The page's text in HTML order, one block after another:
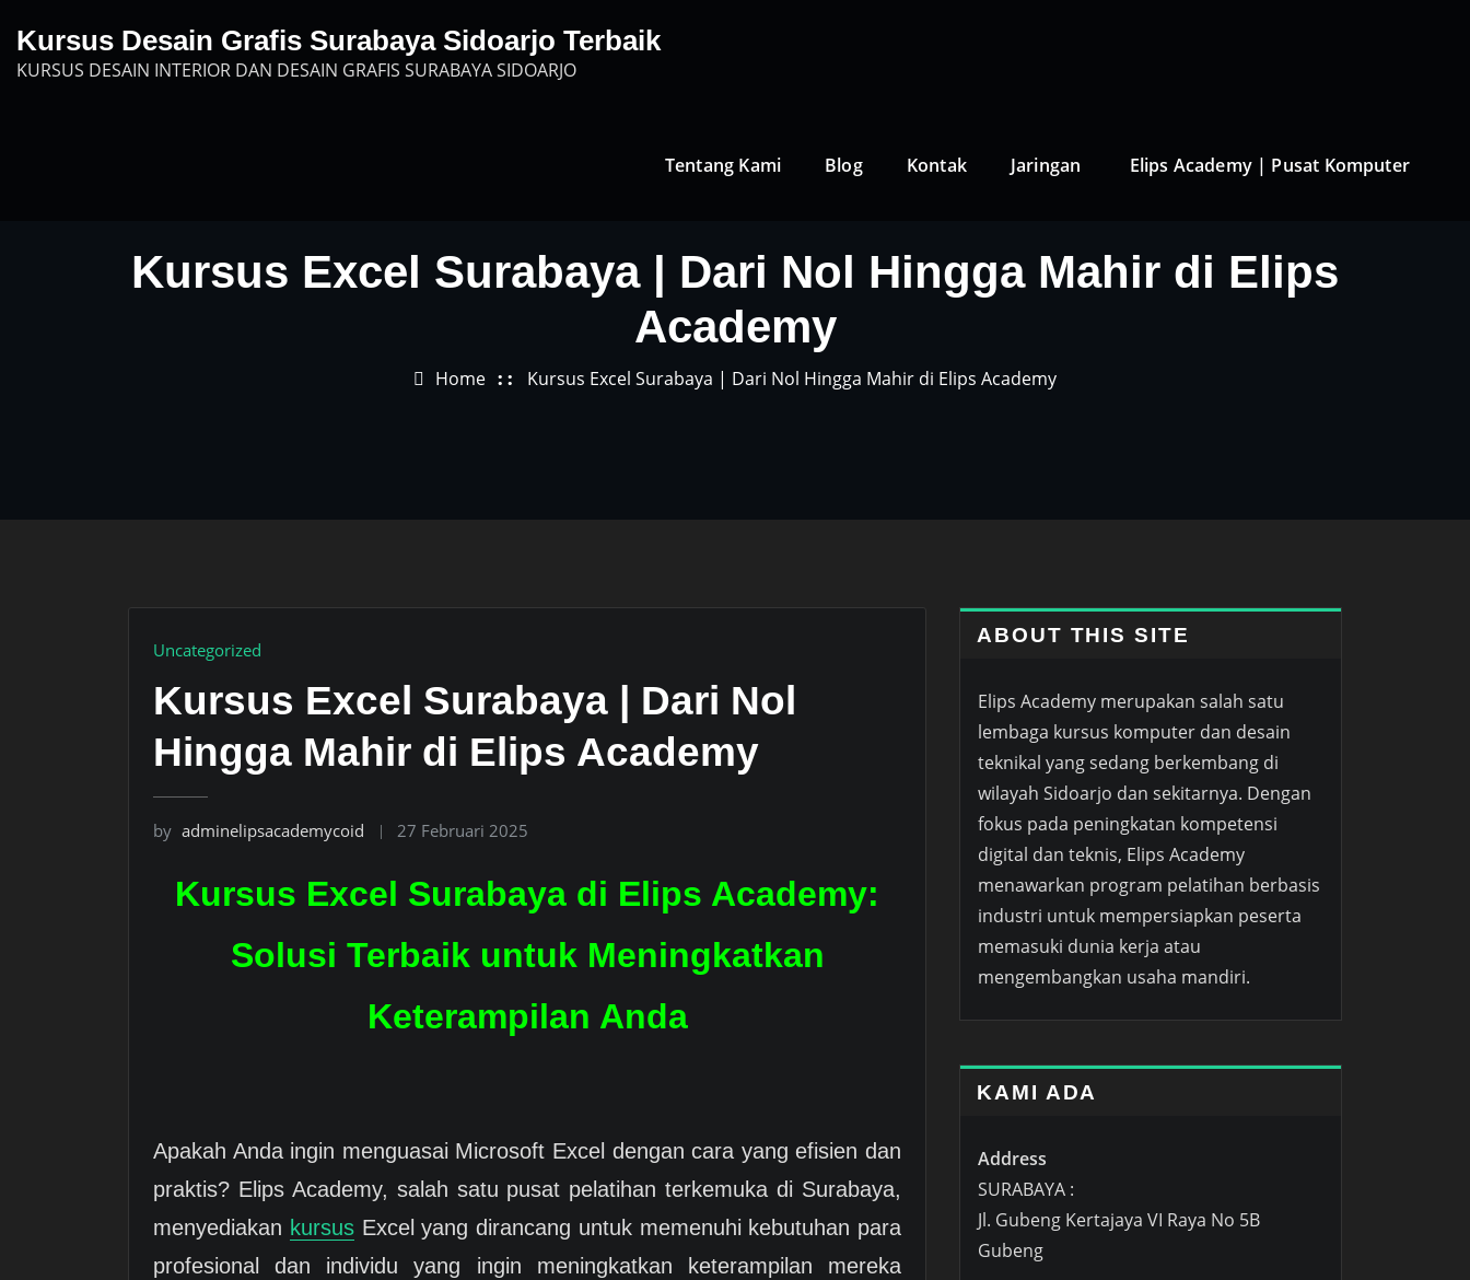
content
Kursus Desain Grafis Surabaya Sidoarjo Terbaik
KURSUS DESAIN INTERIOR DAN DESAIN GRAFIS SURABAYA SIDOARJO
Tentang Kami Blog Kontak Jaringan Elips Academy | Pusat Komputer
Kursus Excel Surabaya | Dari Nol Hingga Mahir di Elips
Academy
Home Kursus Excel Surabaya | Dari Nol Hingga Mahir di Elips Academy
Uncategorized
Kursus Excel Surabaya | Dari Nol
Hingga Mahir di Elips Academy
by adminelipsacademycoid 27 Februari 2025
Kursus Excel Surabaya di Elips Academy:
Solusi Terbaik untuk Meningkatkan
Keterampilan Anda
Apakah Anda ingin menguasai Microsoft Excel dengan cara yang efisien dan
praktis? Elips Academy, salah satu pusat pelatihan terkemuka di Surabaya,
menyediakan kursusExcel yang dirancang untuk memenuhi kebutuhan para
profesional dan individu yang ingin meningkatkan keterampilan mereka
ABOUT THIS SITE
Elips Academy merupakan salah satu
lembaga kursus komputer dan desain
teknikal yang sedang berkembang di
wilayah Sidoarjo dan sekitarnya. Dengan
fokus pada peningkatan kompetensi
digital dan teknis, Elips Academy
menawarkan program pelatihan berbasis
industri untuk mempersiapkan peserta
memasuki dunia kerja atau
mengembangkan usaha mandiri.
KAMI ADA
Address
SURABAYA :
Jl. Gubeng Kertajaya VI Raya No 5B
Gubeng